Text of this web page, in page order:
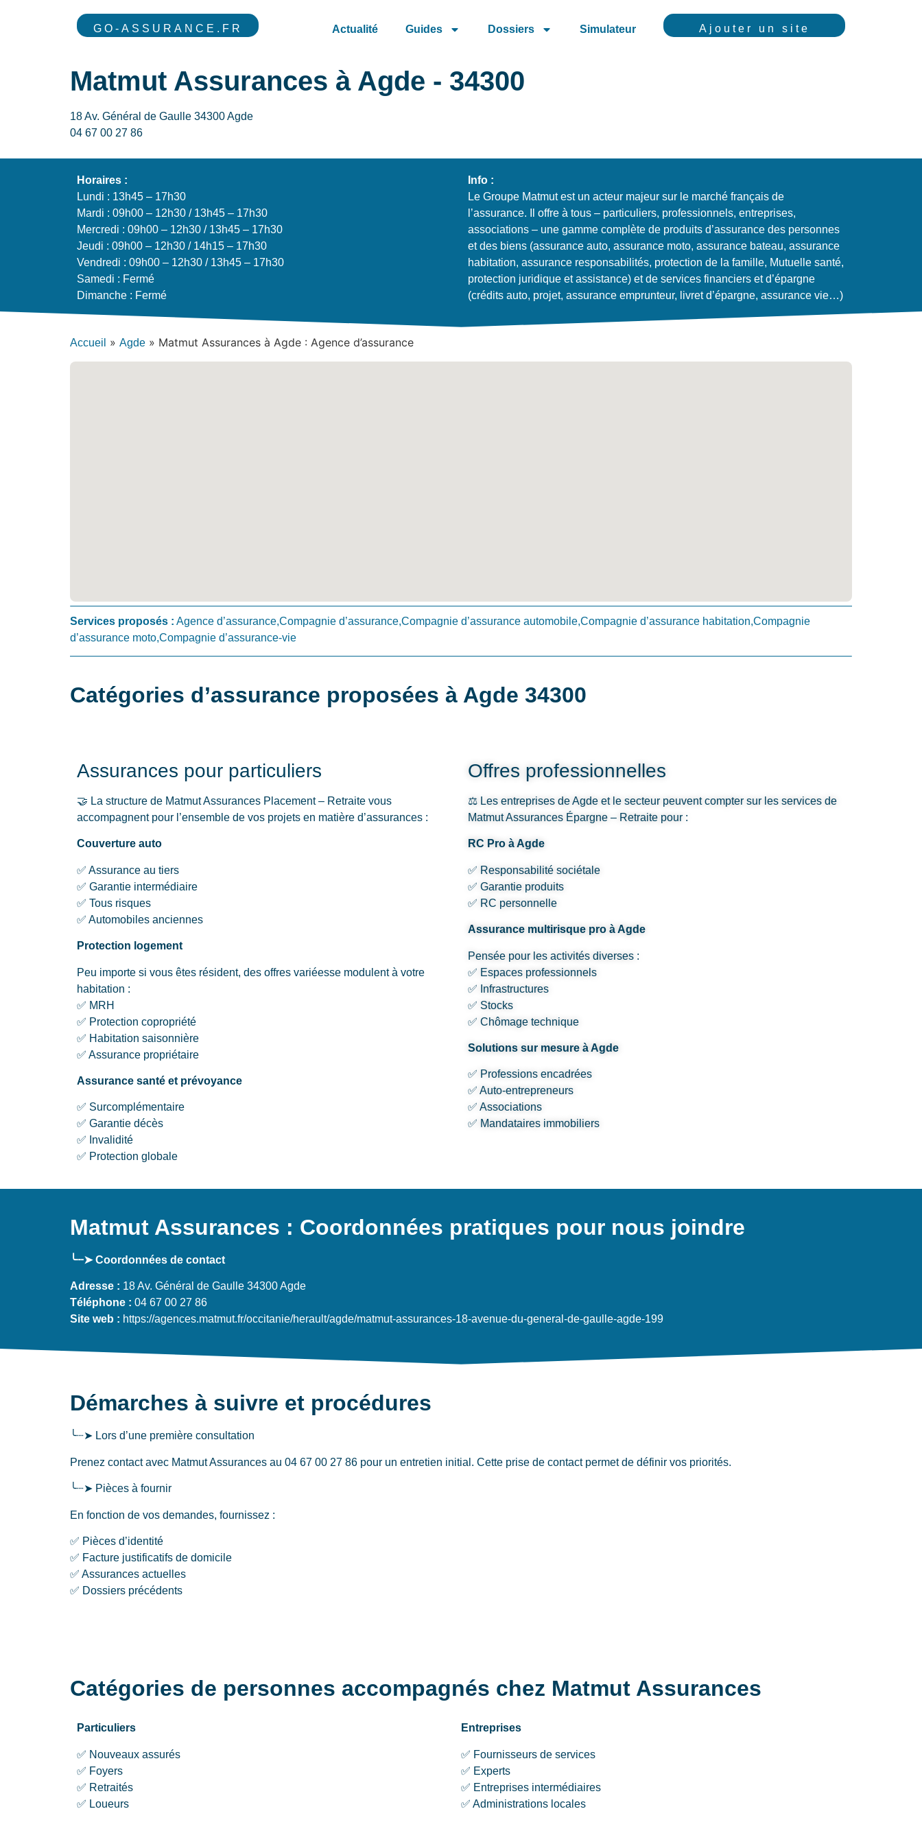
GO-ASSURANCE.FR Actualité Guides Dossiers Simulateur Ajouter un site
Matmut Assurances à Agde - 34300
18 Av. Général de Gaulle 34300 Agde
04 67 00 27 86
Horaires :
Lundi : 13h45 – 17h30
Mardi : 09h00 – 12h30 / 13h45 – 17h30
Mercredi : 09h00 – 12h30 / 13h45 – 17h30
Jeudi : 09h00 – 12h30 / 14h15 – 17h30
Vendredi : 09h00 – 12h30 / 13h45 – 17h30
Samedi : Fermé
Dimanche : Fermé
Info :
Le Groupe Matmut est un acteur majeur sur le marché français de
l’assurance. Il offre à tous – particuliers, professionnels, entreprises,
associations – une gamme complète de produits d’assurance des personnes
et des biens (assurance auto, assurance moto, assurance bateau, assurance
habitation, assurance responsabilités, protection de la famille, Mutuelle santé,
protection juridique et assistance) et de services financiers et d’épargne
(crédits auto, projet, assurance emprunteur, livret d’épargne, assurance vie…)
Accueil » Agde » Matmut Assurances à Agde : Agence d’assurance
Services proposés : Agence d’assurance,Compagnie d’assurance,Compagnie d’assurance automobile,Compagnie d’assurance habitation,Compagnie
d’assurance moto,Compagnie d’assurance-vie
Catégories d’assurance proposées à Agde 34300
Assurances pour particuliers
🤝 La structure de Matmut Assurances Placement – Retraite vous
accompagnent pour l’ensemble de vos projets en matière d’assurances :
Couverture auto
✅ Assurance au tiers
✅ Garantie intermédiaire
✅ Tous risques
✅ Automobiles anciennes
Protection logement
Peu importe si vous êtes résident, des offres variéesse modulent à votre
habitation :
✅ MRH
✅ Protection copropriété
✅ Habitation saisonnière
✅ Assurance propriétaire
Assurance santé et prévoyance
✅ Surcomplémentaire
✅ Garantie décès
✅ Invalidité
✅ Protection globale
Offres professionnelles
⚖️ Les entreprises de Agde et le secteur peuvent compter sur les services de
Matmut Assurances Épargne – Retraite pour :
RC Pro à Agde
✅ Responsabilité sociétale
✅ Garantie produits
✅ RC personnelle
Assurance multirisque pro à Agde
Pensée pour les activités diverses :
✅ Espaces professionnels
✅ Infrastructures
✅ Stocks
✅ Chômage technique
Solutions sur mesure à Agde
✅ Professions encadrées
✅ Auto-entrepreneurs
✅ Associations
✅ Mandataires immobiliers
Matmut Assurances : Coordonnées pratiques pour nous joindre
╰┈➤ Coordonnées de contact
Adresse : 18 Av. Général de Gaulle 34300 Agde
Téléphone : 04 67 00 27 86
Site web : https://agences.matmut.fr/occitanie/herault/agde/matmut-assurances-18-avenue-du-general-de-gaulle-agde-199
Démarches à suivre et procédures
╰┈➤ Lors d’une première consultation
Prenez contact avec Matmut Assurances au 04 67 00 27 86 pour un entretien initial. Cette prise de contact permet de définir vos priorités.
╰┈➤ Pièces à fournir
En fonction de vos demandes, fournissez :
✅ Pièces d’identité
✅ Facture justificatifs de domicile
✅ Assurances actuelles
✅ Dossiers précédents
Catégories de personnes accompagnés chez Matmut Assurances
Particuliers
✅ Nouveaux assurés
✅ Foyers
✅ Retraités
✅ Loueurs
Entreprises
✅ Fournisseurs de services
✅ Experts
✅ Entreprises intermédiaires
✅ Administrations locales